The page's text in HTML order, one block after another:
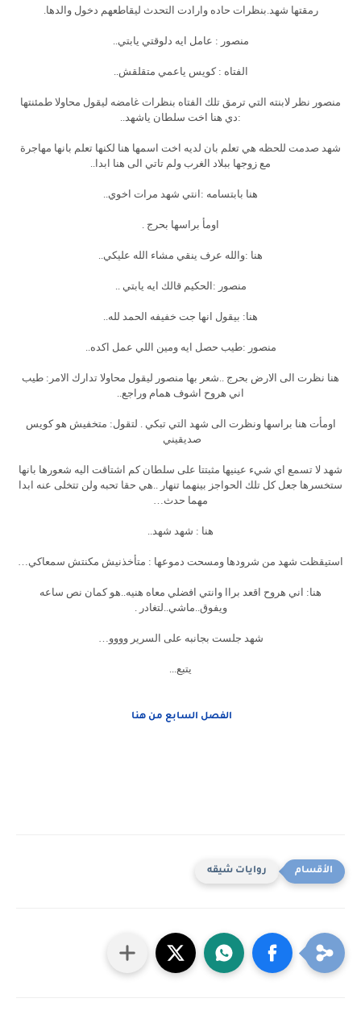
رمقتها شهد.بنظرات حاده وارادت التحدث ليقاطعهم دخول والدها.
منصور : عامل ايه دلوقتي يابتي..
الفتاه : كويس ياعمي متقلقش..
منصور نظر لابنته التي ترمق تلك الفتاه بنظرات غامضه ليقول محاولا طمئنتها
:دي هنا اخت سلطان ياشهد..
شهد صدمت للحظه هي تعلم بان لديه اخت اسمها هنا لكنها تعلم بانها مهاجرة
مع زوجها ببلاد الغرب ولم تاتي الى هنا ابدا..
هنا بابتسامه :انتي شهد مرات اخوي..
اومأ براسها بحرج .
هنا :والله عرف ينقي مشاء الله عليكي..
منصور :الحكيم قالك ايه يابتي ..
هنا: بيقول انها جت خفيفه الحمد لله..
منصور :طيب حصل ايه ومين اللي عمل اكده..
هنا نظرت الى الارض بحرج ..شعر بها منصور ليقول محاولا تدارك الامر: طيب
اني هروح اشوف همام وراجع..
اومأت هنا براسها ونظرت الى شهد التي تبكي . لتقول: متخفيش هو كويس
صديقيني
شهد لا تسمع اي شيء عينيها مثبتتا على سلطان كم اشتاقت اليه شعورها بانها
ستخسرها جعل كل تلك الحواجز بينهما تنهار ..هي حقا تحبه ولن تتخلى عنه ابدا
مهما حدث…
هنا : شهد شهد..
استيقظت شهد من شرودها ومسحت دموعها : متأخذنيش مكنتش سمعاكي…
هنا: اني هروح اقعد براا وانتي افضلي معاه هنيه..هو كمان نص ساعه
ويفوق..ماشي..لتغادر .
شهد جلست بجانبه على السرير وووو…
يتبع...
الفصل السابع من هنا
روايات شيقه